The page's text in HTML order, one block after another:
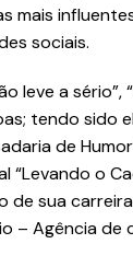
mais
sociais.
leve a sério”,
tendo sido
de
“Levando o
de sua
– Agência